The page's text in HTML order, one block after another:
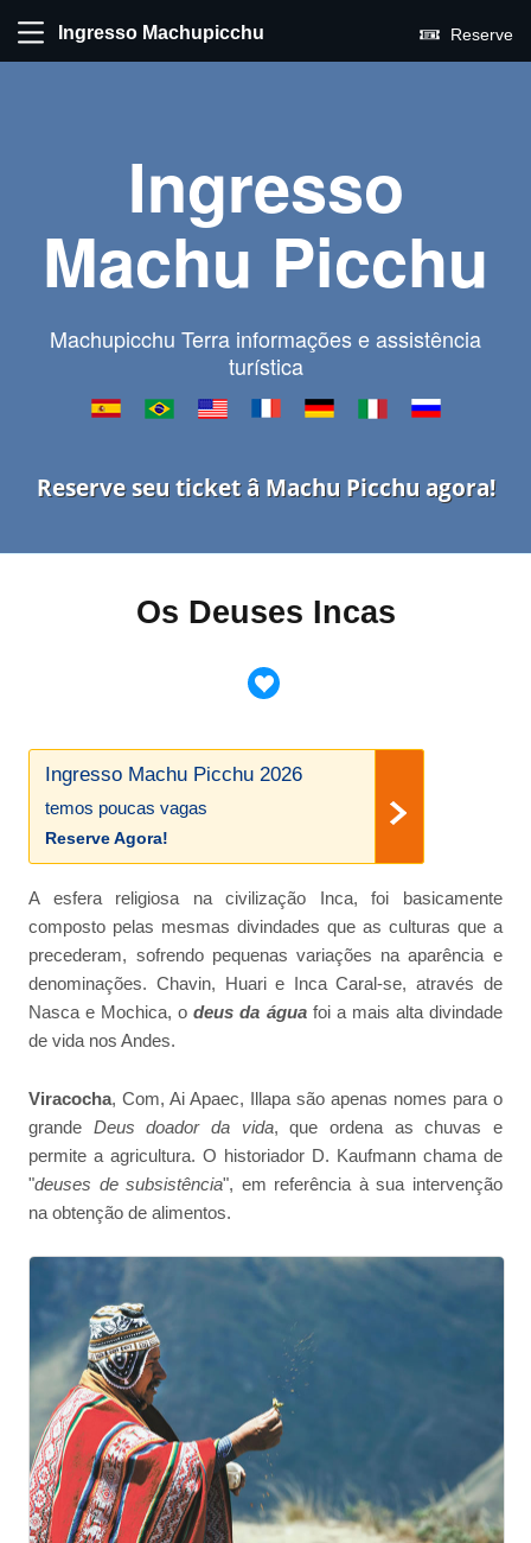
Ingresso Machupicchu Reserve
Ingresso
Machu Picchu
Machupicchu Terra informações e assistência
turística
Reserve seu ticket â Machu Picchu agora!
Os Deuses Incas
Ingresso Machu Picchu 2026
temos poucas vagas
Reserve Agora!
A esfera religiosa na civilização Inca, foi basicamente
composto pelas mesmas divindades que as culturas que a
precederam, sofrendo pequenas variações na aparência e
denominações. Chavin, Huari e Inca Caral-se, através de
Nasca e Mochica, odeus da águafoi a mais alta divindade
de vida nos Andes.
Viracocha, Com, Ai Apaec, Illapa são apenas nomes para o
grande Deus doador da vida, que ordena as chuvas e
permite a agricultura. O historiador D. Kaufmann chama de
"deuses de subsistência", em referência à sua intervenção
na obtenção de alimentos.